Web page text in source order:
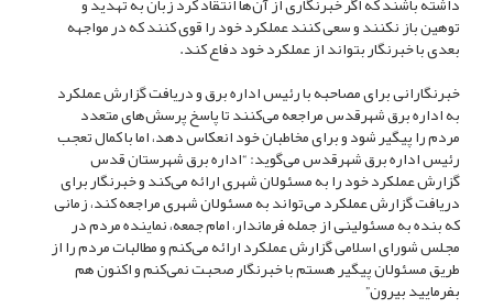
توهین باز نکنند و سعی کنند عملکرد خود را قوی کنند که در مواجهه
بعدی با خبرنگار بتواند از عملکرد خود دفاع کند.
خبرنگارانی برای مصاحبه با رئیس اداره برق و دریافت گزارش عملکرد
به اداره برق شهرقدس مراجعه می‌کنند تا پاسخ پرسش‌های متعدد
مردم را پیگیر شود و برای مخاطبان خود انعکاس دهد، اما با کمال تعجب
رئیس اداره برق شهرقدس می‌گوید: “اداره برق شهرستان قدس
گزارش عملکرد خود را به مسئولان شهری ارائه می‌کند و خبرنگار برای
دریافت گزارش عملکرد می‌تواند به مسئولان شهری مراجعه کند، زمانی
که بنده به مسئولینی از جمله فرماندار، امام جمعه، نماینده مردم در
مجلس شورای اسلامی گزارش عملکرد ارائه می‌کنم و مطالبات مردم را از
طریق مسئولان پیگیر هستم با خبرنگار صحبت نمی‌کنم و اکنون هم
بفرمایید بیرون”